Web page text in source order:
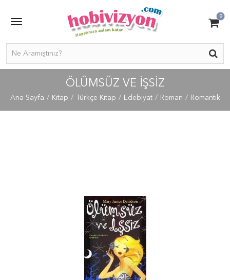
0
ÖLÜMSÜZ VE İŞSIZ
Ana Sayfa Kitap Türkçe Kitap Edebiyat Roman Romantik